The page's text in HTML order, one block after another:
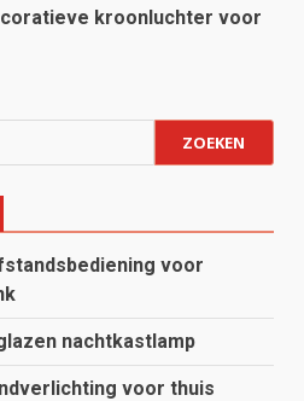
kroonluchter voor
voor
nachtkastlamp
voor thuis